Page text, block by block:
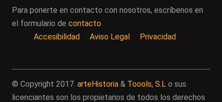
Para ponerte en contacto con nosotros, escríbenos en
el formulario de contacto
Accesibilidad
Aviso Legal Privacidad
© Copyright 2017. arteHistoria & Toools, S.L o sus
licenciantes son los propietarios de todos los derechos